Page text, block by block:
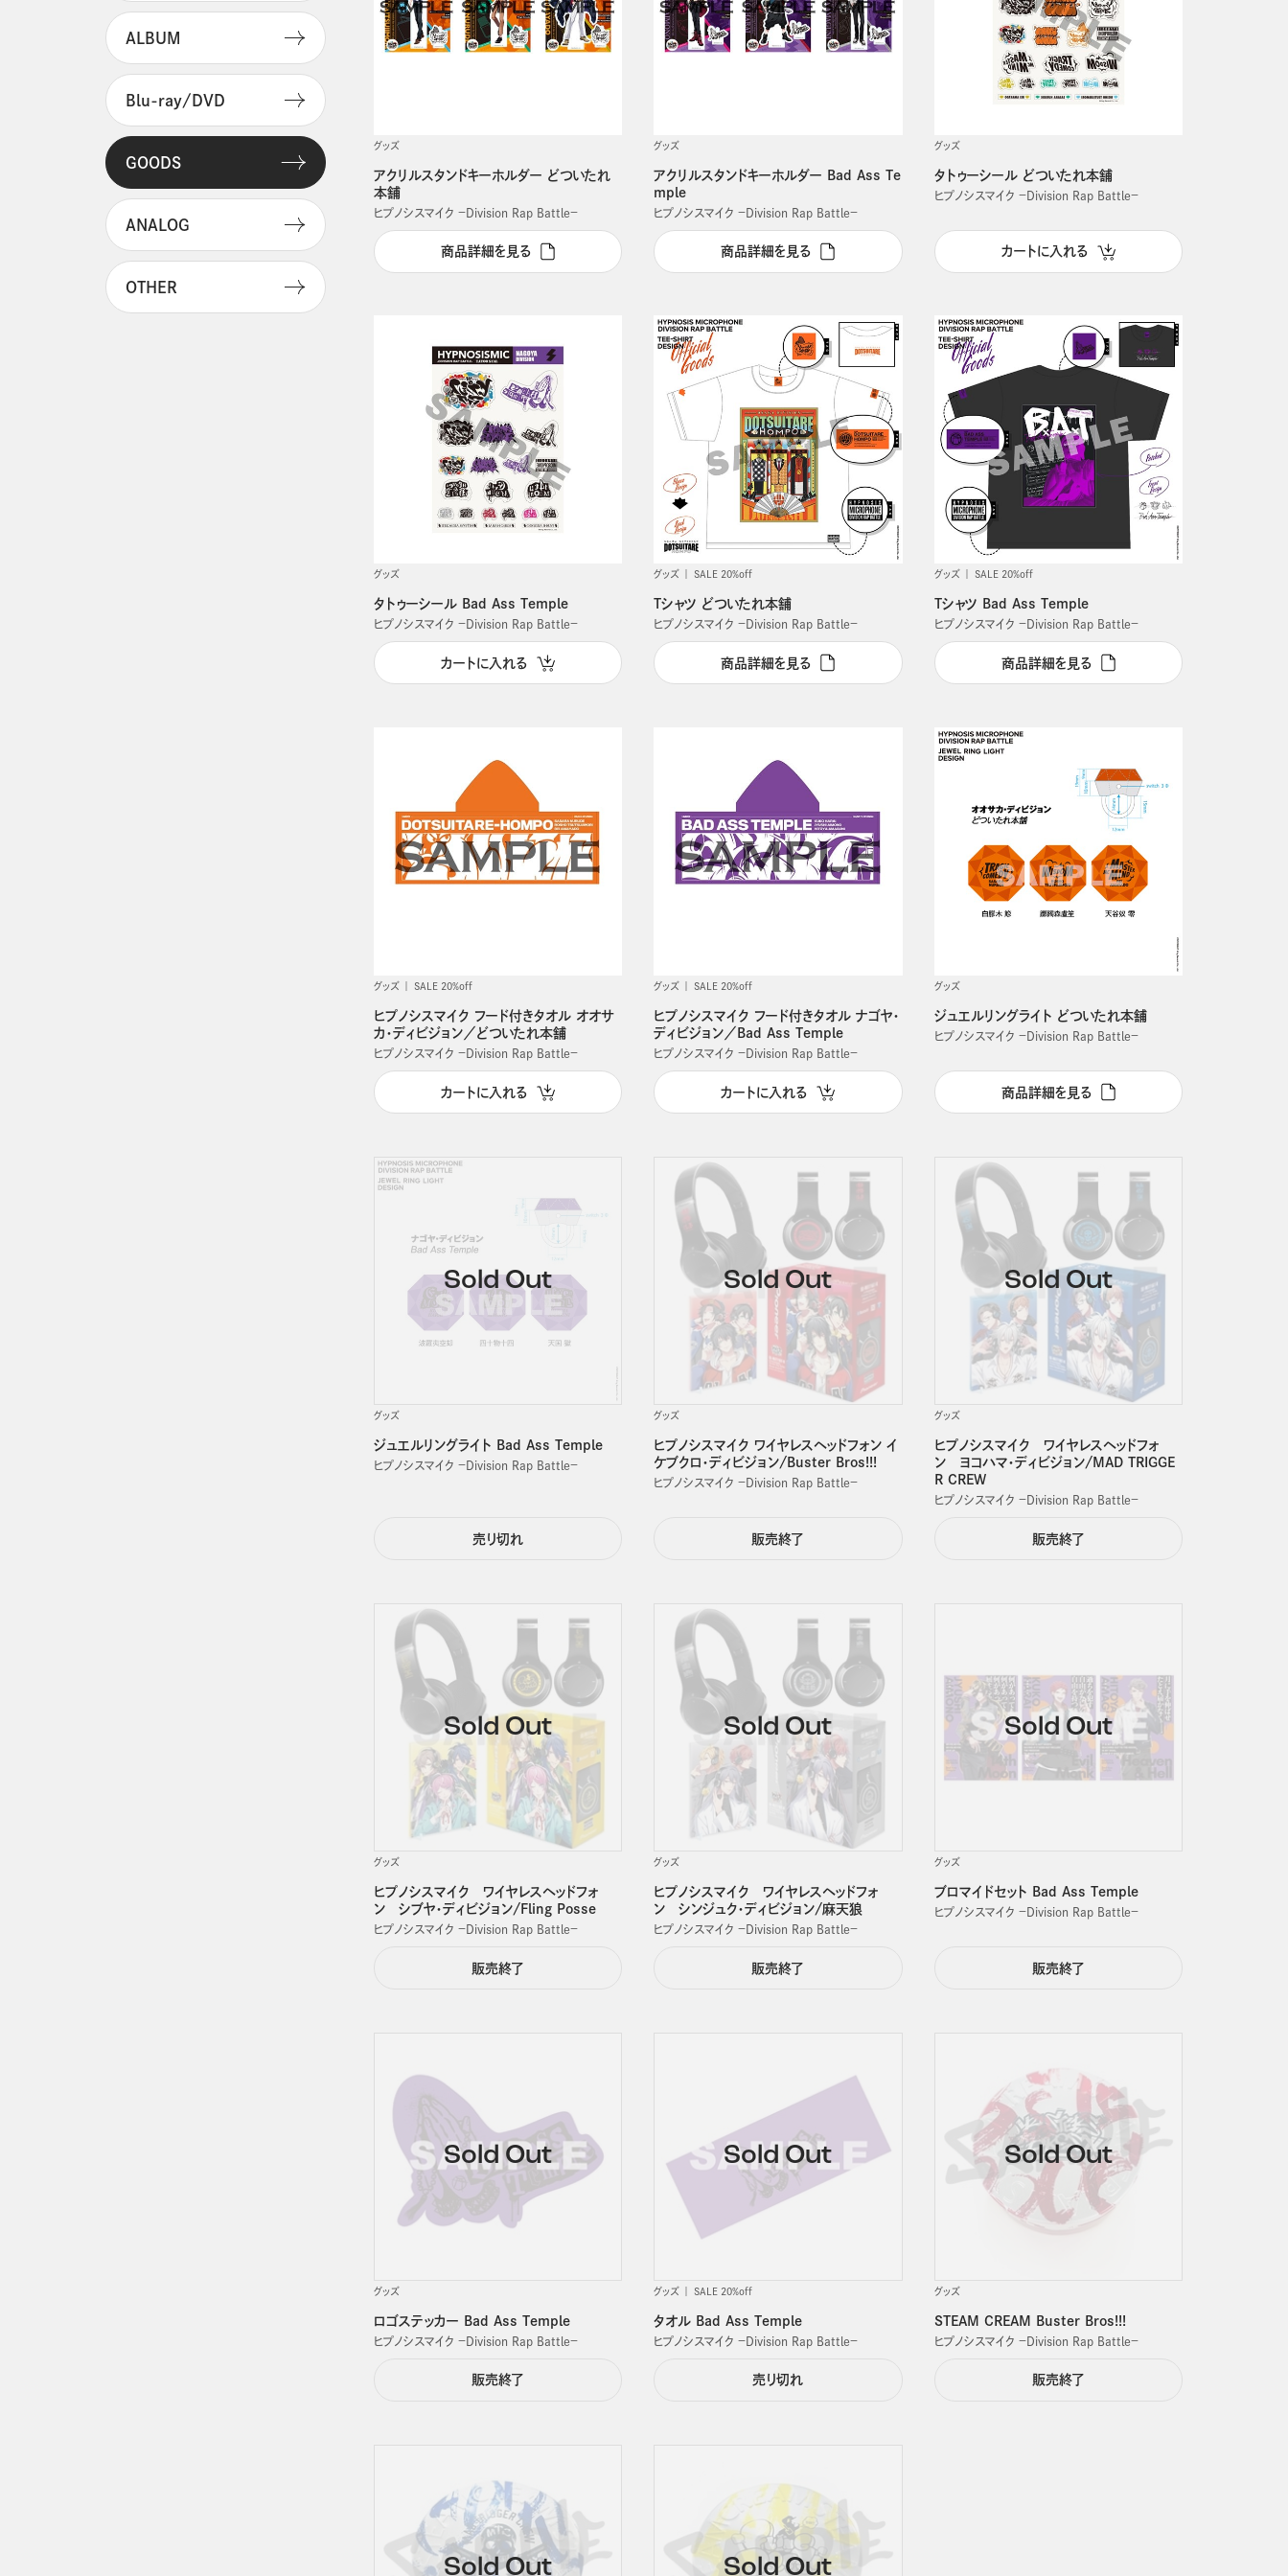
ALBUM
Blu-ray/DVD
GOODS
ANALOG
OTHER
グッズ
アクリルスタンドキーホルダー どついたれ
本舗
ヒプノシスマイク －Division Rap Battle－
商品詳細を見る
グッズ
アクリルスタンドキーホルダー Bad Ass Te
mple
ヒプノシスマイク －Division Rap Battle－
商品詳細を見る
グッズ
タトゥーシール どついたれ本舗
ヒプノシスマイク －Division Rap Battle－
カートに入れる
グッズ
タトゥーシール Bad Ass Temple
ヒプノシスマイク －Division Rap Battle－
カートに入れる
グッズ SALE 20%off
Tシャツ どついたれ本舗
ヒプノシスマイク －Division Rap Battle－
商品詳細を見る
グッズ SALE 20%off
Tシャツ Bad Ass Temple
ヒプノシスマイク －Division Rap Battle－
商品詳細を見る
グッズ SALE 20%off
ヒプノシスマイク フード付きタオル オオサ
カ・ディビジョン／どついたれ本舗
ヒプノシスマイク －Division Rap Battle－
カートに入れる
グッズ SALE 20%off
ヒプノシスマイク フード付きタオル ナゴヤ・
ディビジョン／Bad Ass Temple
ヒプノシスマイク －Division Rap Battle－
カートに入れる
グッズ
ジュエルリングライト どついたれ本舗
ヒプノシスマイク －Division Rap Battle－
商品詳細を見る
グッズ
ジュエルリングライト Bad Ass Temple
ヒプノシスマイク －Division Rap Battle－
売り切れ
グッズ
ヒプノシスマイク ワイヤレスヘッドフォン イ
ケブクロ・ディビジョン/Buster Bros!!!
ヒプノシスマイク －Division Rap Battle－
販売終了
グッズ
ヒプノシスマイク ワイヤレスヘッドフォ
ン ヨコハマ・ディビジョン/MAD TRIGGE
R CREW
ヒプノシスマイク －Division Rap Battle－
販売終了
グッズ
ヒプノシスマイク ワイヤレスヘッドフォ
ン シブヤ・ディビジョン/Fling Posse
ヒプノシスマイク －Division Rap Battle－
販売終了
グッズ
ヒプノシスマイク ワイヤレスヘッドフォ
ン シンジュク・ディビジョン/麻天狼
ヒプノシスマイク －Division Rap Battle－
販売終了
グッズ
ブロマイドセット Bad Ass Temple
ヒプノシスマイク －Division Rap Battle－
販売終了
グッズ
ロゴステッカー Bad Ass Temple
ヒプノシスマイク －Division Rap Battle－
販売終了
グッズ SALE 20%off
タオル Bad Ass Temple
ヒプノシスマイク －Division Rap Battle－
売り切れ
グッズ
STEAM CREAM Buster Bros!!!
ヒプノシスマイク －Division Rap Battle－
販売終了